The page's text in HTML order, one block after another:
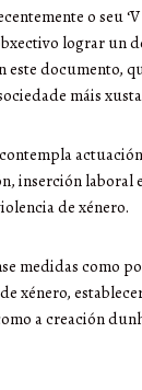
o seu
lograr un
este documento,
máis
inserción laboral
de xénero.
medidas como
xénero,
a creación